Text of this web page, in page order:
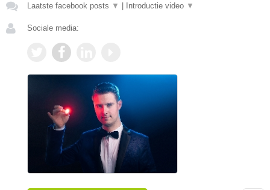
Laatste facebook posts ▼ | Introductie video ▼
Sociale media: